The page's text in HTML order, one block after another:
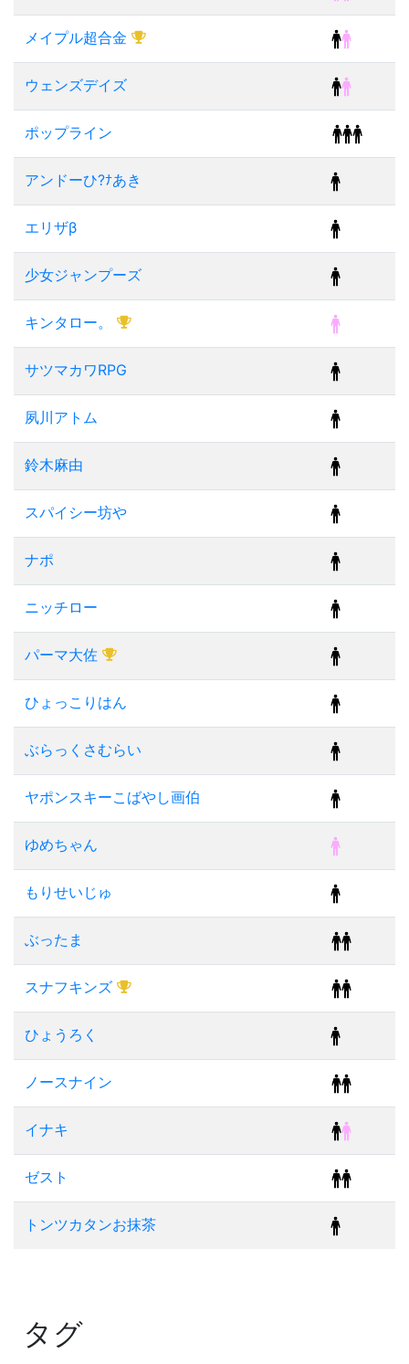
メイプル超合金
ウェンズデイズ
ポップライン
アンドーひ?ﾅあき
エリザβ
少女ジャンプーズ
キンタロー。
サツマカワRPG
夙川アトム
鈴木麻由
スパイシー坊や
ナポ
ニッチロー
パーマ大佐
ひょっこりはん
ぶらっくさむらい
ヤポンスキーこばやし画伯
ゆめちゃん
もりせいじゅ
ぶったま
スナフキンズ
ひょうろく
ノースナイン
イナキ
ゼスト
トンツカタンお抹茶
タグ